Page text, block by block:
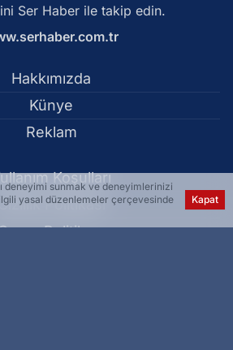
Ser Haber ile takip edin.
Hakkımızda
Künye
Reklam
Koşulları
Gizlilik Politikası
Politikası
deneyimi sunmak ve deneyimlerinizi
yasal düzenlemeler çerçevesinde
Kapat